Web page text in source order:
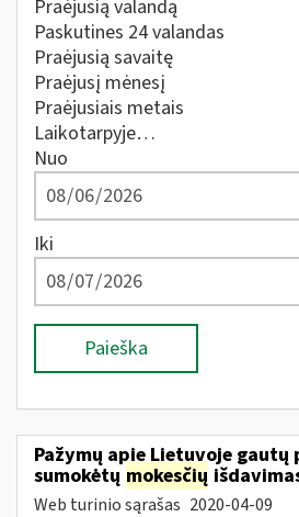
Praėjusią valandą
Paskutines 24 valandas
Praėjusią savaitę
Praėjusį mėnesį
Praėjusiais metais
Laikotarpyje…
Nuo
Iki
Paieška
Pažymų apie Lietuvoje gautų
sumokėtų mokesčių
Web turinio sąrašas 2020-04-09